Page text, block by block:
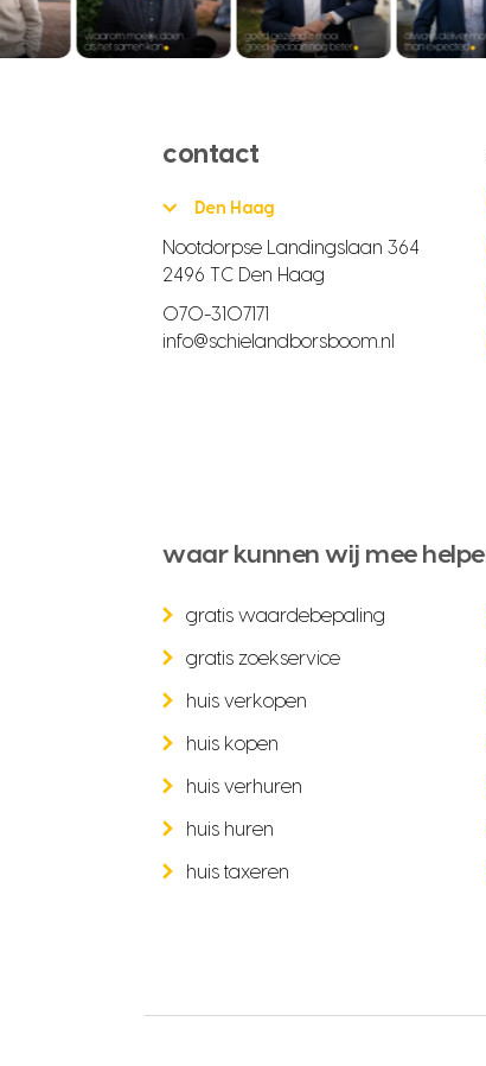
contact
Den Haag
Nootdorpse Landingslaan 364
2496 TC Den Haag
070-3107171
info@schielandborsboom.nl
waar kunnen wij mee
gratis waardebepaling
gratis zoekservice
huis verkopen
huis kopen
huis verhuren
huis huren
huis taxeren